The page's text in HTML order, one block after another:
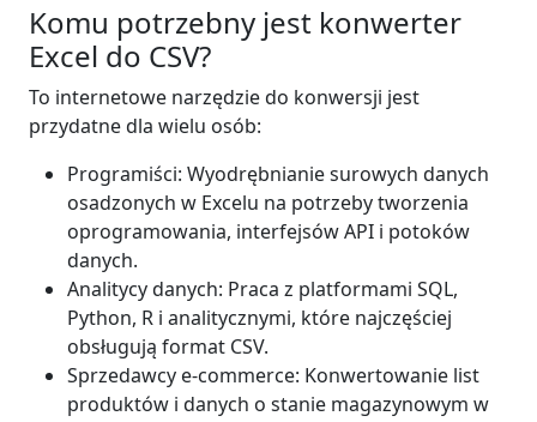
Komu potrzebny jest konwerter
Excel do CSV?
To internetowe narzędzie do konwersji jest
przydatne dla wielu osób:
Programiści: Wyodrębnianie surowych danych
osadzonych w Excelu na potrzeby tworzenia
oprogramowania, interfejsów API i potoków
danych.
Analitycy danych: Praca z platformami SQL,
Python, R i analitycznymi, które najczęściej
obsługują format CSV.
Sprzedawcy e-commerce: Konwertowanie list
produktów i danych o stanie magazynowym w